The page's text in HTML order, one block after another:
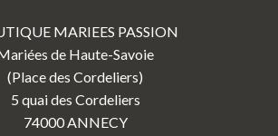
MARIEES PASSION
de Haute-Savoie
(Place des Cordeliers)
5 quai des Cordeliers
74000 ANNECY